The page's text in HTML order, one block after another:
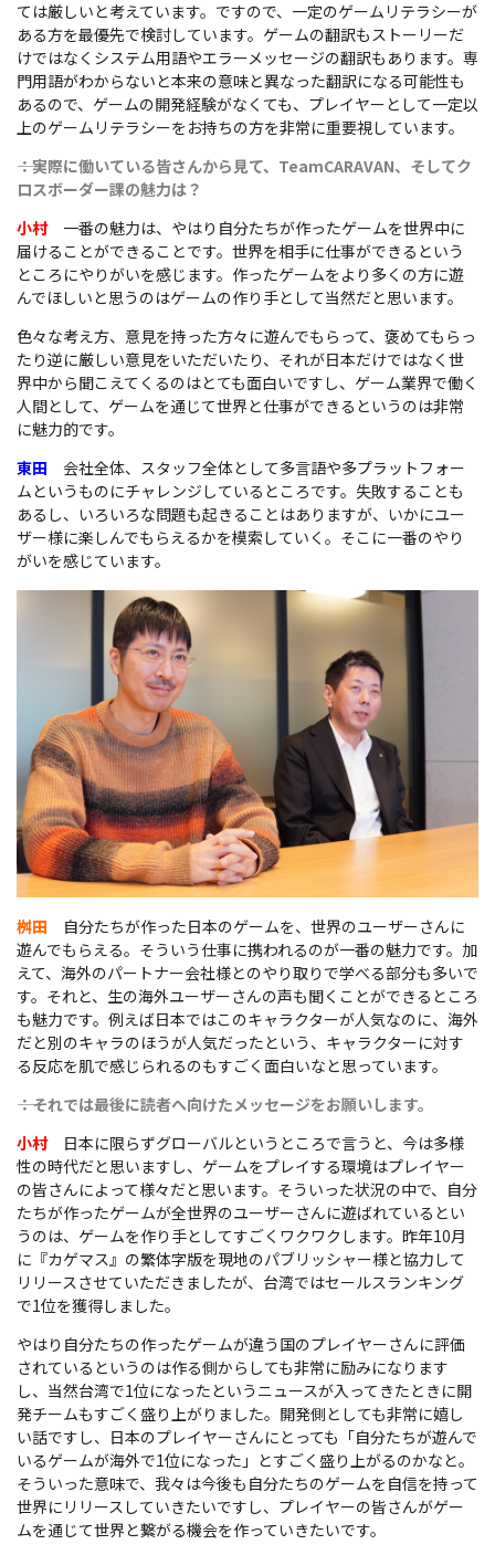
ては厳しいと考えています。ですので、一定のゲームリテラシーが
ある方を最優先で検討しています。ゲームの翻訳もストーリーだ
けではなくシステム用語やエラーメッセージの翻訳もあります。専
門用語がわからないと本来の意味と異なった翻訳になる可能性も
あるので、ゲームの開発経験がなくても、プレイヤーとして一定以
上のゲームリテラシーをお持ちの方を非常に重要視しています。
――：実際に働いている皆さんから見て、TeamCARAVAN、そしてク
ロスボーダー課の魅力は？
小村一番の魅力は、やはり自分たちが作ったゲームを世界中に
届けることができることです。世界を相手に仕事ができるという
ところにやりがいを感じます。作ったゲームをより多くの方に遊
んでほしいと思うのはゲームの作り手として当然だと思います。
色々な考え方、意見を持った方々に遊んでもらって、褒めてもらっ
たり逆に厳しい意見をいただいたり、それが日本だけではなく世
界中から聞こえてくるのはとても面白いですし、ゲーム業界で働く
人間として、ゲームを通じて世界と仕事ができるというのは非常
に魅力的です。
東田 会社全体、スタッフ全体として多言語や多プラットフォー
ムというものにチャレンジしているところです。失敗することも
あるし、いろいろな問題も起きることはありますが、いかにユー
ザー様に楽しんでもらえるかを模索していく。そこに一番のやり
がいを感じています。
桝田 自分たちが作った日本のゲームを、世界のユーザーさんに
遊んでもらえる。そういう仕事に携われるのが一番の魅力です。加
えて、海外のパートナー会社様とのやり取りで学べる部分も多いで
す。それと、生の海外ユーザーさんの声も聞くことができるところ
も魅力です。例えば日本ではこのキャラクターが人気なのに、海外
だと別のキャラのほうが人気だったという、キャラクターに対す
る反応を肌で感じられるのもすごく面白いなと思っています。
――：それでは最後に読者へ向けたメッセージをお願いします。
小村日本に限らずグローバルというところで言うと、今は多様
性の時代だと思いますし、ゲームをプレイする環境はプレイヤー
の皆さんによって様々だと思います。そういった状況の中で、自分
たちが作ったゲームが全世界のユーザーさんに遊ばれているとい
うのは、ゲームを作り手としてすごくワクワクします。昨年10月
に『カゲマス』の繁体字版を現地のパブリッシャー様と協力して
リリースさせていただきましたが、台湾ではセールスランキング
で1位を獲得しました。
やはり自分たちの作ったゲームが違う国のプレイヤーさんに評価
されているというのは作る側からしても非常に励みになります
し、当然台湾で1位になったというニュースが入ってきたときに開
発チームもすごく盛り上がりました。開発側としても非常に嬉し
い話ですし、日本のプレイヤーさんにとっても「自分たちが遊んで
いるゲームが海外で1位になった」とすごく盛り上がるのかなと。
そういった意味で、我々は今後も自分たちのゲームを自信を持って
世界にリリースしていきたいですし、プレイヤーの皆さんがゲー
ムを通じて世界と繋がる機会を作っていきたいです。